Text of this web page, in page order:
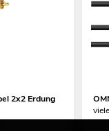
2x2 Erdung